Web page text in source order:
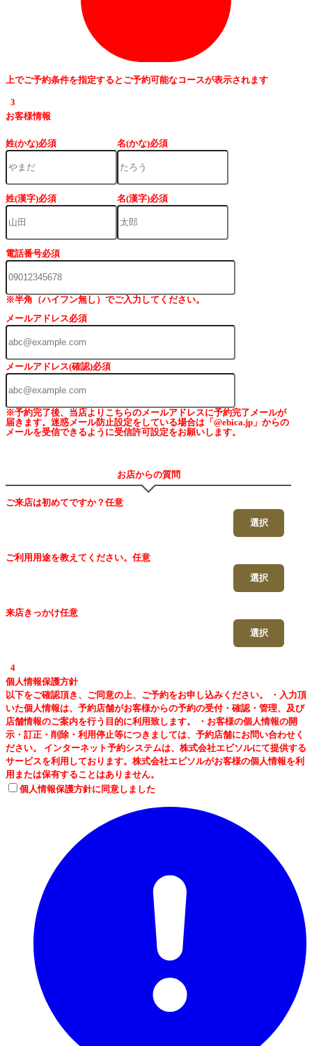
上でご予約条件を指定するとご予約可能なコースが表示されます
3
お客様情報
姓(かな)必須 名(かな)必須
姓(漢字)必須 名(漢字)必須
電話番号必須
※半角（ハイフン無し）でご入力してください。
メールアドレス必須
メールアドレス(確認)必須
※予約完了後、当店よりこちらのメールアドレスに予約完了メールが
届きます。迷惑メール防止設定をしている場合は「@ebica.jp」からの
メールを受信できるように受信許可設定をお願いします。
お店からの質問
ご来店は初めてですか？ 任意
選択
ご利用用途を教えてください。 任意
選択
来店きっかけ任意
選択
4
個人情報保護方針
以下をご確認頂き、ご同意の上、ご予約をお申し込みください。 ・入力頂
いた個人情報は、予約店舗がお客様からの予約の受付・確認・管理、及び
店舗情報のご案内を行う目的に利用致します。 ・お客様の個人情報の開
示・訂正・削除・利用停止等につきましては、予約店舗にお問い合わせく
ださい。 インターネット予約システムは、株式会社エビソルにて提供する
サービスを利用しております。株式会社エビソルがお客様の個人情報を利
用または保有することはありません。
個人情報保護方針に同意しました